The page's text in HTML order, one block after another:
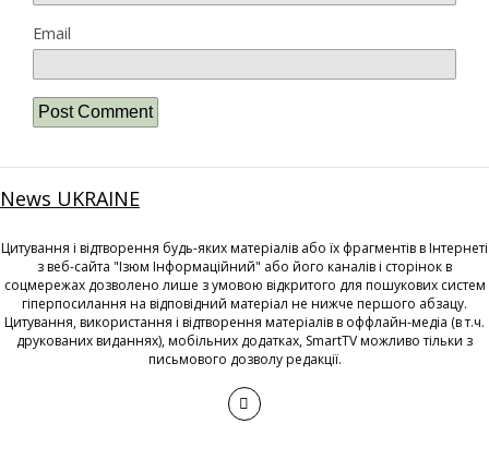
Email
News UKRAINE
Цитування і відтворення будь-яких матеріалів або їх фрагментів в Інтернеті
з веб-сайта "Ізюм Інформаційний" або його каналів і сторінок в
соцмережах дозволено лише з умовою відкритого для пошукових систем
гіперпосилання на відповідний матеріал не нижче першого абзацу.
Цитування, використання і відтворення матеріалів в оффлайн-медіа (в т.ч.
друкованих виданнях), мобільних додатках, SmartTV можливо тільки з
письмового дозволу редакції.